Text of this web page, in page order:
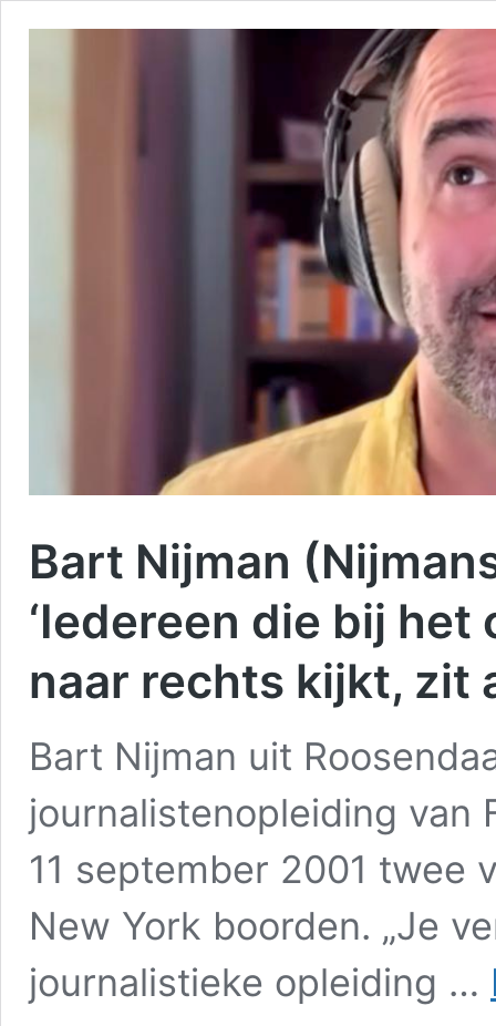
Bart Nijman
‘Iedereen die bij
naar rechts kijkt, zit
Bart Nijman uit
journalistenopleiding van
11 september 2001 twee
New York boorden. „Je
journalistieke opleiding …